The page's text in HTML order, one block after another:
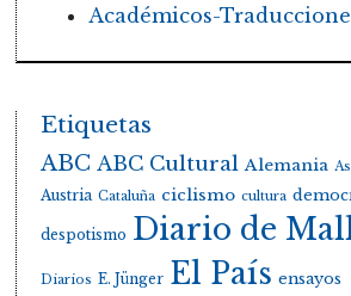
Académicos-
Etiquetas
ABC ABC Cultural Alemania
Austria Cataluña ciclismo cultura
despotismo Diario de
Diarios E. Jünger El País ensayos